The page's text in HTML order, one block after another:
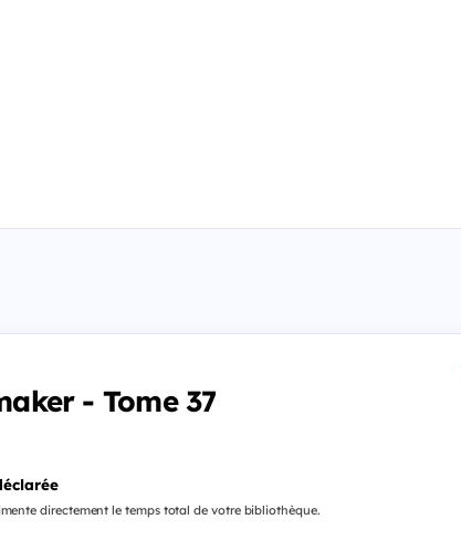
- Tome 37
directement le temps total de votre bibliothèque.